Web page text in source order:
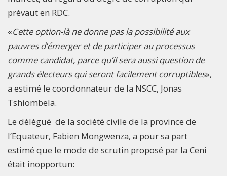
prévaut en RDC.
«Cette option-là ne donne pas la possibilité aux
pauvres d’émerger et de participer au processus
comme candidat, parce qu’il sera aussi question de
grands électeurs qui seront facilement corruptibles»,
a estimé le coordonnateur de la NSCC, Jonas
Tshiombela.
Le délégué de la société civile de la province de
l’Equateur, Fabien Mongwenza, a pour sa part
estimé que le mode de scrutin proposé par la Ceni
était inopportun: